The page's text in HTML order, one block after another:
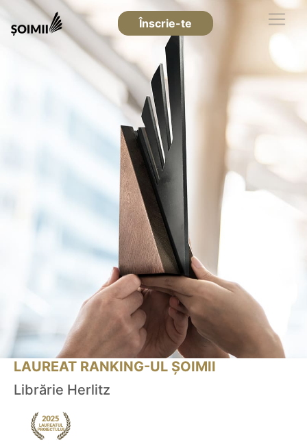
Înscrie-te
LAUREAT RANKING-UL ȘOIMII
Librărie Herlitz